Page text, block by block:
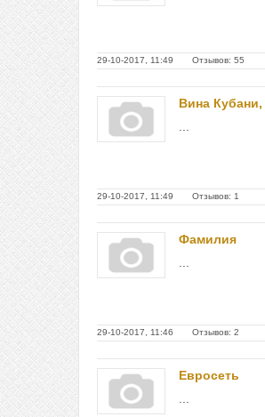
29-10-2017, 11:49 Отзывов: 55
Вина Кубани,
29-10-2017, 11:49 Отзывов: 1
Фамилия
29-10-2017, 11:46 Отзывов: 2
Евросеть